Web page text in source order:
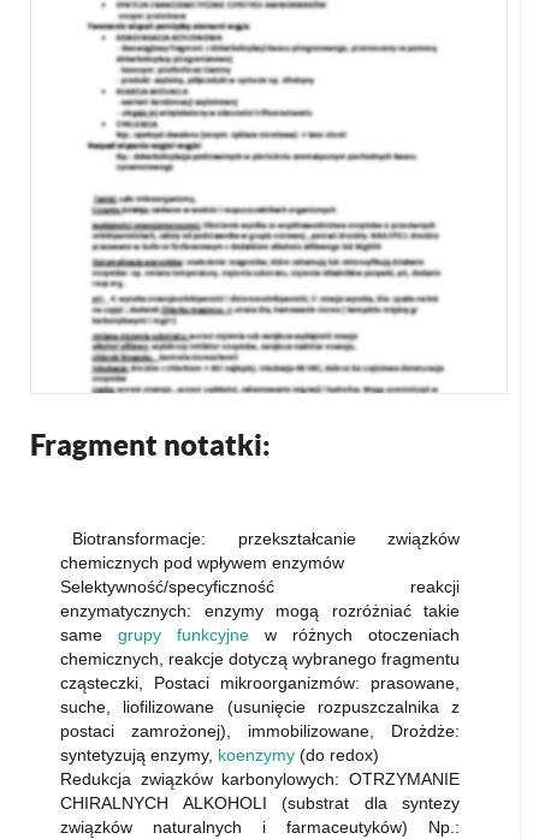
Fragment notatki:
Biotransformacje: przekształcanie związków
chemicznych pod wpływem enzymów
Selektywność/specyficzność reakcji
enzymatycznych: enzymy mogą rozróżniać takie
same grupy funkcyjne w różnych otoczeniach
chemicznych, reakcje dotyczą wybranego fragmentu
cząsteczki, Postaci mikroorganizmów: prasowane,
suche, liofilizowane (usunięcie rozpuszczalnika z
postaci zamrożonej), immobilizowane, Drożdże:
syntetyzują enzymy, koenzymy (do redox)
Redukcja związków karbonylowych: OTRZYMANIE
CHIRALNYCH ALKOHOLI (substrat dla syntezy
związków naturalnych i farmaceutyków) Np.: